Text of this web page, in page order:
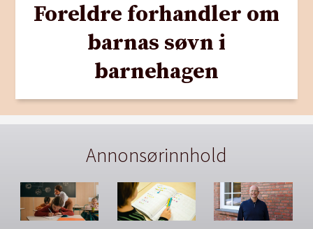
Foreldre forhandler om
barnas søvn i
barnehagen
Annonsørinnhold